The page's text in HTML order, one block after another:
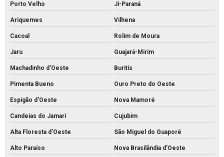
Porto Velho
Ji-Paraná
Ariquemes Vilhena
Cacoal Rolim de Moura
Jaru Guajará-Mirim
Machadinho d'Oeste Buritis
Pimenta Bueno Ouro Preto do Oeste
Espigão d'Oeste Nova Mamoré
Candeias do Jamari Cujubim
Alta Floresta d'Oeste São Miguel do Guaporé
Alto Paraíso
Nova Brasilândia d'Oeste